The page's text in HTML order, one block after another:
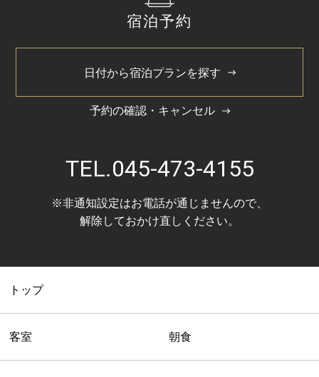
宿泊予約
日付から宿泊プランを探す
予約の確認・キャンセル
TEL.045-473-4155
※非通知設定はお電話が通じませんので、
解除しておかけ直しください。
トップ
客室 朝食